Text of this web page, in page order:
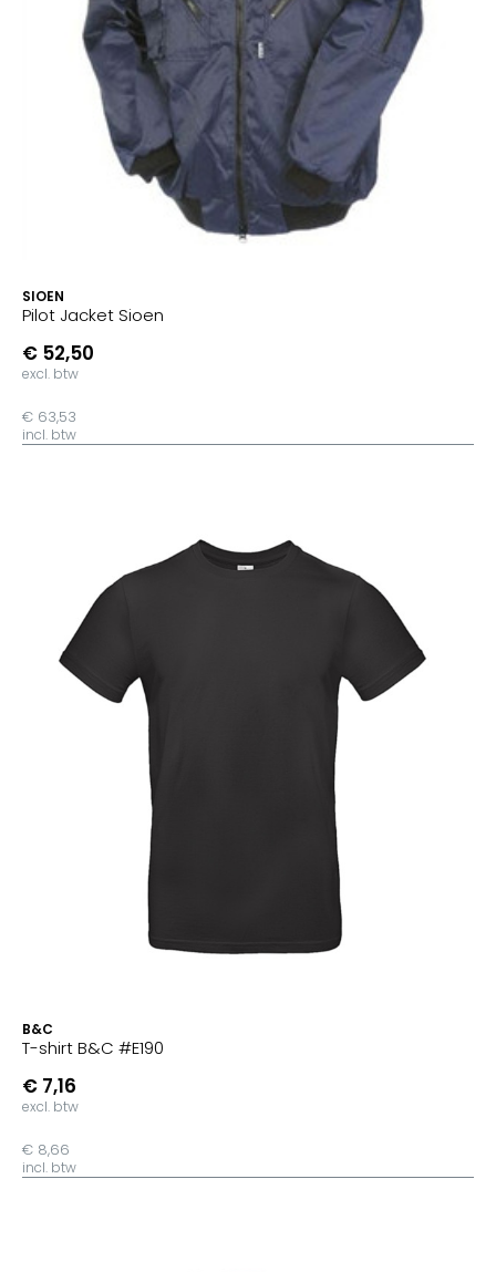
SIOEN
Pilot Jacket Sioen
€ 52,50
excl. btw
€ 63,53
incl. btw
B&C
T-shirt B&C #E190
€ 7,16
excl. btw
€ 8,66
incl. btw